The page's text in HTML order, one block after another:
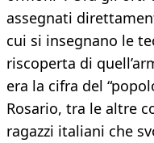
assegnati
cui si insegnano le
riscoperta di
era la cifra del
Rosario, tra le altre
ragazzi italiani che